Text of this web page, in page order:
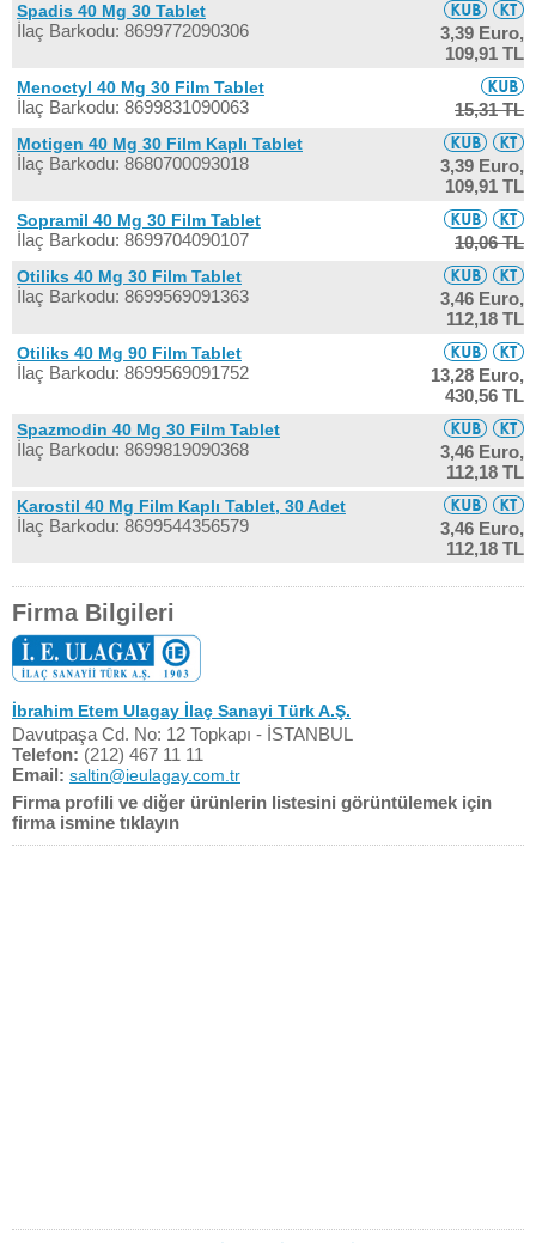
Spadis 40 Mg 30 Tablet
İlaç Barkodu: 8699772090306
3,39 Euro,
109,91 TL
Menoctyl 40 Mg 30 Film Tablet
İlaç Barkodu: 8699831090063 15,31 TL
Motigen 40 Mg 30 Film Kaplı Tablet
İlaç Barkodu: 8680700093018
3,39 Euro,
109,91 TL
Sopramil 40 Mg 30 Film Tablet
İlaç Barkodu: 8699704090107 10,06 TL
Otiliks 40 Mg 30 Film Tablet
İlaç Barkodu: 8699569091363
3,46 Euro,
112,18 TL
Otiliks 40 Mg 90 Film Tablet
İlaç Barkodu: 8699569091752
13,28 Euro,
430,56 TL
Spazmodin 40 Mg 30 Film Tablet
İlaç Barkodu: 8699819090368
3,46 Euro,
112,18 TL
Karostil 40 Mg Film Kaplı Tablet, 30 Adet
İlaç Barkodu: 8699544356579
3,46 Euro,
112,18 TL
Firma Bilgileri
İbrahim Etem Ulagay İlaç Sanayi Türk A.Ş.
Davutpaşa Cd. No: 12 Topkapı - İSTANBUL
Telefon: (212) 467 11 11
Email: saltin@ieulagay.com.tr
Firma profili ve diğer ürünlerin listesini görüntülemek için
firma ismine tıklayın